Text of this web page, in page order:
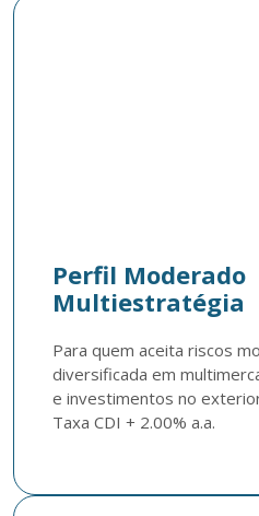
Perfil Moderado
Multiestratégia
Para quem aceita riscos
diversificada em
e investimentos no
Taxa CDI + 2.00% a.a.